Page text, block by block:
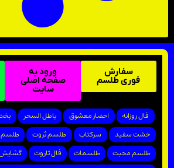
سفارش
فوری طلسم
ورود به
صفحه اصلی
سایت
فال روزانه احضار معشوق باطل السحر
خشت سفید
سرکتاب طلسم ثروت
طلسم محبت
طلسمات فال تاروت گشایش